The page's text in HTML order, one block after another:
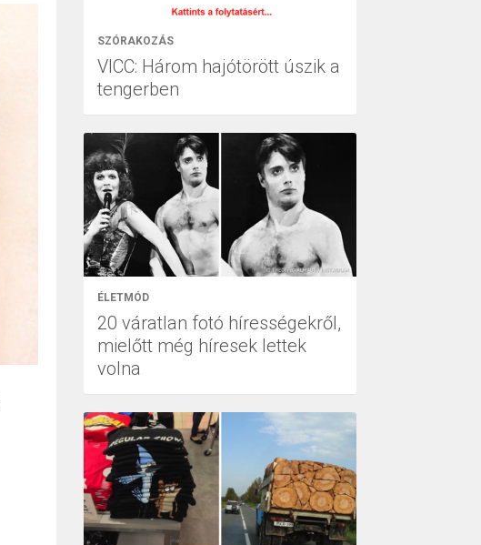
SZÓRAKOZÁS
VICC: Három hajótörött úszik a
tengerben
ÉLETMÓD
20 váratlan fotó hírességekről,
mielőtt még híresek lettek
volna